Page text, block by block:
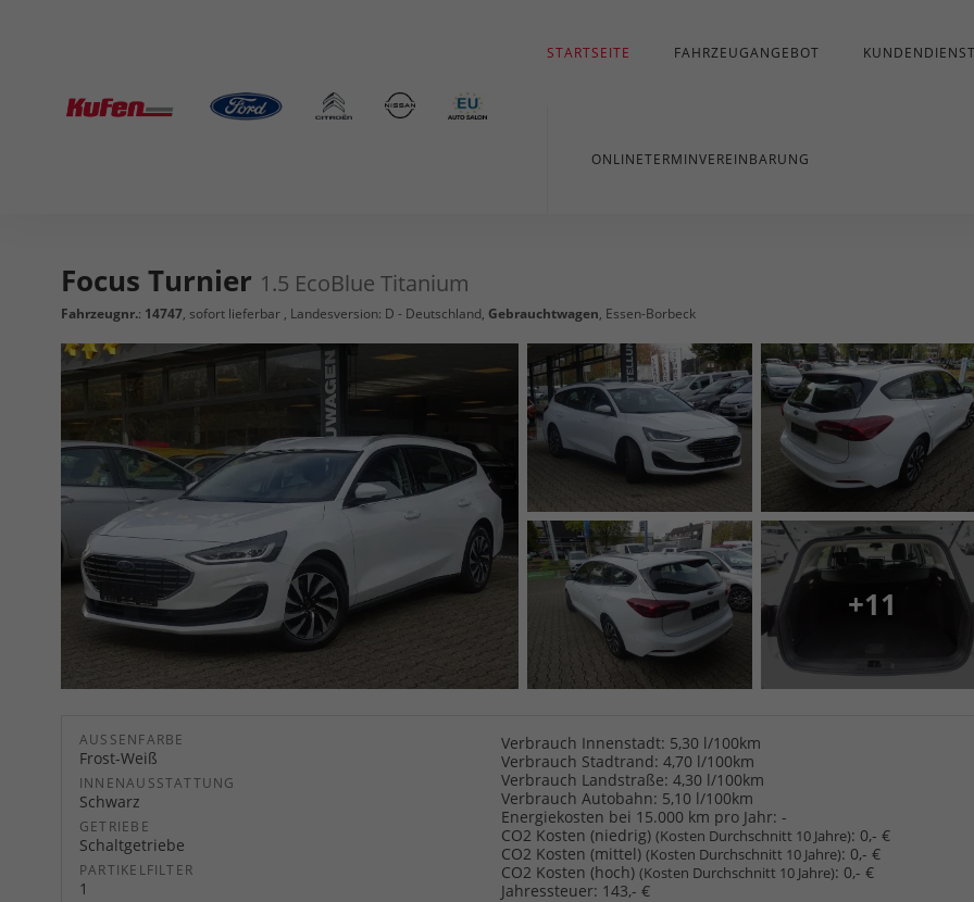
STARTSEITE FAHRZEUGANGEBOT
ONLINETERMINVEREINBARUNG
Focus Turnier 1.5 EcoBlue Titanium
Fahrzeugnr.: 14747, sofort lieferbar , Landesversion: D - Deutschland, Gebrauchtwagen, Essen-Borbeck
+11
AUSSENFARBE
Frost-Weiß
INNENAUSSTATTUNG
Schwarz
GETRIEBE
Schaltgetriebe
PARTIKELFILTER
1
Verbrauch Innenstadt: 5,30 l/100km
Verbrauch Stadtrand: 4,70 l/100km
Verbrauch Landstraße: 4,30 l/100km
Verbrauch Autobahn: 5,10 l/100km
Energiekosten bei 15.000 km pro Jahr: -
CO2 Kosten (niedrig) (Kosten Durchschnitt 10 Jahre): 0,- €
CO2 Kosten (mittel) (Kosten Durchschnitt 10 Jahre): 0,- €
CO2 Kosten (hoch) (Kosten Durchschnitt 10 Jahre): 0,- €
Jahressteuer: 143,- €